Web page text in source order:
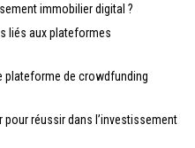
immobilier digital ?
liés aux plateformes
plateforme de crowdfunding
réussir dans l’investissement